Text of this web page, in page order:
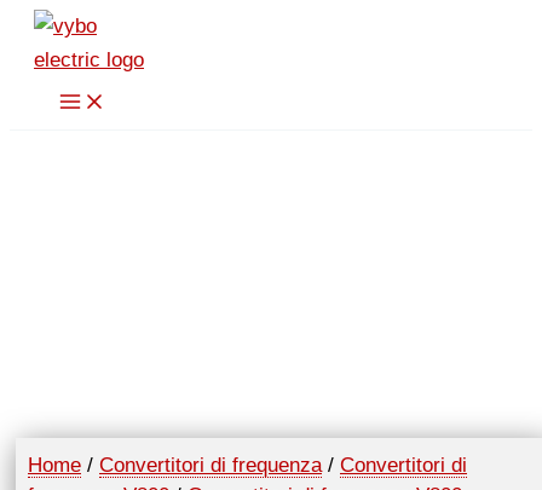
Vai
contenuto
Home / Convertitori di frequenza/ Convertitori di
3kW
400V